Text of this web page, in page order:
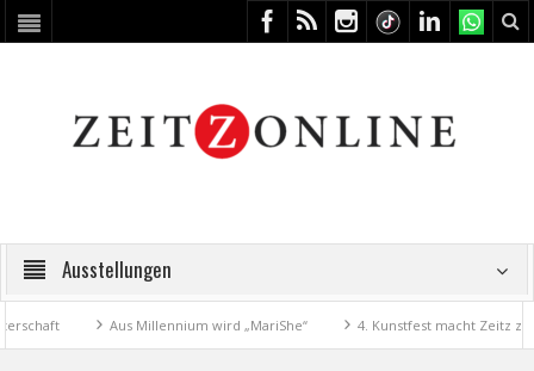
Ausstellungen
Aus Millennium wird „MariShe“ 4. Kunstfest macht Zeitz zum